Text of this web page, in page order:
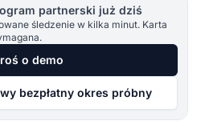
partnerski już dziś
śledzenie w kilka minut. Karta
o demo
bezpłatny okres próbny